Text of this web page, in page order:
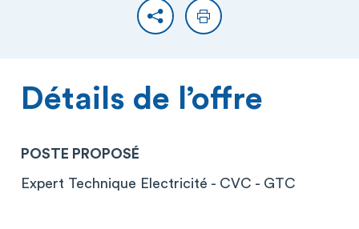
PartagerImprimer
Détails de l’offre
POSTE PROPOSÉ
Expert Technique Electricité - CVC - GTC